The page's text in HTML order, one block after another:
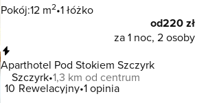
Pokój:12 m2 1 łóżko
od220 zł
za 1 noc, 2 osoby
Aparthotel Pod Stokiem Szczyrk
Szczyrk 1,3 km od centrum
10 Rewelacyjny 1 opinia